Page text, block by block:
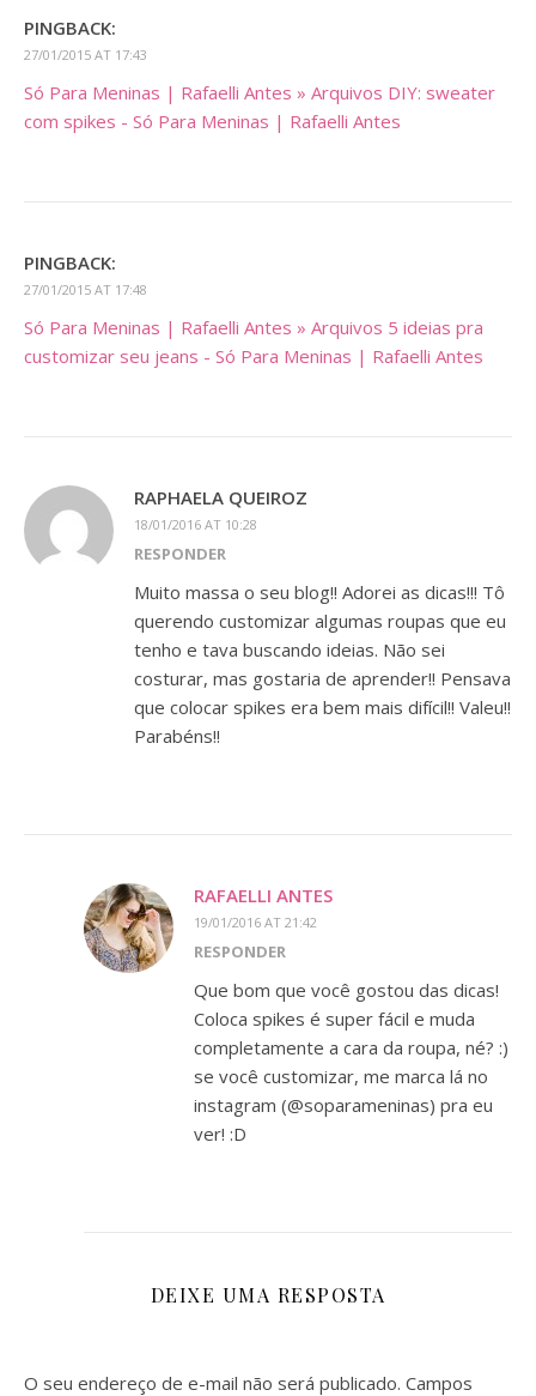
PINGBACK:
27/01/2015 AT 17:43
Só Para Meninas | Rafaelli Antes » Arquivos DIY: sweater
com spikes - Só Para Meninas | Rafaelli Antes
PINGBACK:
27/01/2015 AT 17:48
Só Para Meninas | Rafaelli Antes » Arquivos 5 ideias pra
customizar seu jeans - Só Para Meninas | Rafaelli Antes
RAPHAELA QUEIROZ
18/01/2016 AT 10:28
RESPONDER
Muito massa o seu blog!! Adorei as dicas!!! Tô
querendo customizar algumas roupas que eu
tenho e tava buscando ideias. Não sei
costurar, mas gostaria de aprender!! Pensava
que colocar spikes era bem mais difícil!! Valeu!!
Parabéns!!
RAFAELLI ANTES
19/01/2016 AT 21:42
RESPONDER
Que bom que você gostou das dicas!
Coloca spikes é super fácil e muda
completamente a cara da roupa, né? :)
se você customizar, me marca lá no
instagram (@soparameninas) pra eu
ver! :D
DEIXE UMA RESPOSTA
O seu endereço de e-mail não será publicado. Campos